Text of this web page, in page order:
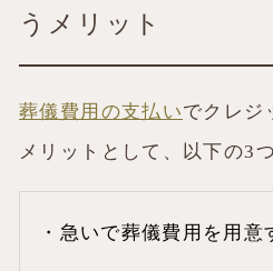
うメリット
葬儀費用の支払いでクレジ
メリットとして、以下の3
・急いで葬儀費用を用意